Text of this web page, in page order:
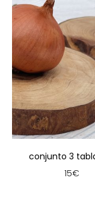
conjunto 3
15€